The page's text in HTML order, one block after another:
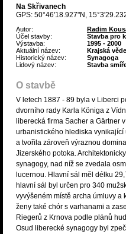
Na Skřivanech
GPS: 50°46'18.927"N,
Autor: Radim
Účel stavby:
Stavba pro
Výstavba:
1995 - 2000
Aktuální název:
Krajská
Historický název:
Synagoga
Lidový název:
Stavba
O stavbě
V letech 1887 - 89 byla v Liberci
dvorního rady Karla Königa z
liberecká firma Sacher a Gärtner
urbanistického hlediska
a tvořila zároveň výraznou
Jizerského potoka.
synagogy, nad níž se zvedala
lucernou. Hlavní sál měl délku
hlavní sál byl určen pro 340
vyvýšeném místě archa úmluvy a
ženy také chór s varhanami a
Riegerů z Krnova podle plánů
Osud liberecké synagogy byl